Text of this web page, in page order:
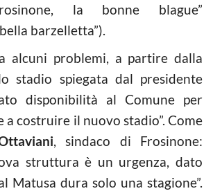
la bonne blague”
barzelletta”).
alcuni problemi, a partire dalla
stadio spiegata dal presidente
disponibilità al Comune per
a costruire il nuovo stadio”. Come
, sindaco di Frosinone:
struttura è un urgenza, dato
Matusa dura solo una stagione”.